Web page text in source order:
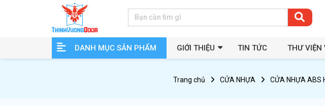
DANH MỤC SẢN PHẨM GIỚI THIỆU TIN TỨC THƯ VIỆN
Trang chủ CỬA NHỰA CỬA NHỰA ABS